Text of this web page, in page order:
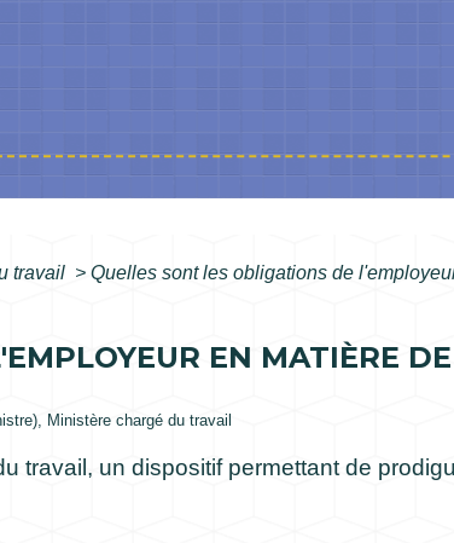
travail > Quelles sont les obligations de
EN MATIÈRE
Ministère chargé du travail
travail, un dispositif permettant de